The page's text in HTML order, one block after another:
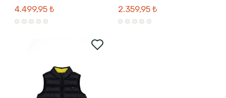
4.499,95 ₺ 2.359,95 ₺